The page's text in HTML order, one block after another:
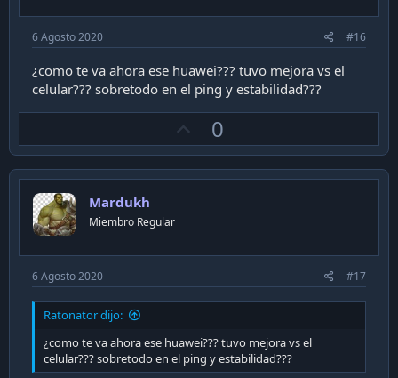
Yo uso network cell info en el celular.
Enviado desde mi S20+ mediante Tapatalk
6 Agosto 2020 #16
¿como te va ahora ese huawei??? tuvo mejora vs el
celular??? sobretodo en el ping y estabilidad???
p
v
0
Mardukh
Miembro Regular
6 Agosto 2020 #17
Ratonator dijo:
¿como te va ahora ese huawei??? tuvo mejora vs el
celular??? sobretodo en el ping y estabilidad???